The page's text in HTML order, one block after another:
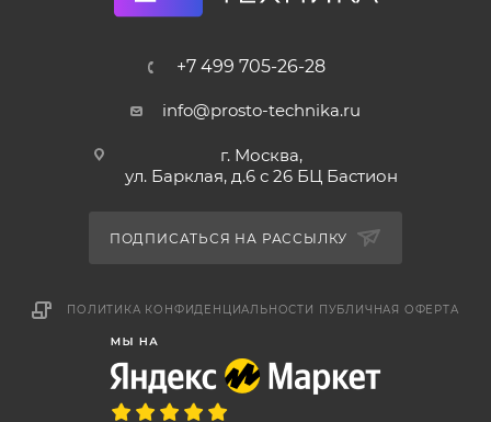
+7 499 705-26-28
info@prosto-technika.ru
г. Москва,
ул. Барклая, д.6 с 26 БЦ Бастион
ПОДПИСАТЬСЯ НА РАССЫЛКУ
ПОЛИТИКА КОНФИДЕНЦИАЛЬНОСТИ ПУБЛИЧНАЯ ОФЕРТА